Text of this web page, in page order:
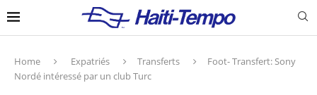
Home Expatriés Transferts
Foot- Transfert: Sony
Nordé intéressé par un club Turc